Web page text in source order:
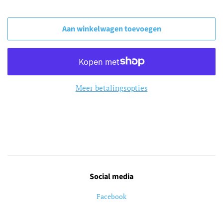
Aan winkelwagen toevoegen
Meer betalingsopties
Social media
Facebook